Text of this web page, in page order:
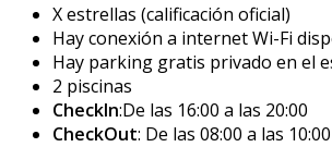
X estrellas (calificación oficial)
Hay conexión a internet Wi-Fi
Hay parking gratis privado en el
2 piscinas
CheckIn:De las 16:00 a las 20:00
CheckOut: De las 08:00 a las 10:00